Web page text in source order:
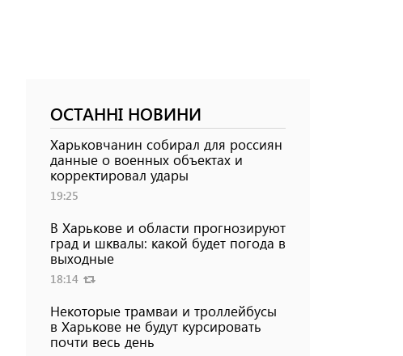
ОСТАННІ НОВИНИ
Харьковчанин собирал для россиян
данные о военных объектах и ​​
корректировал удары
19:25
В Харькове и области прогнозируют
град и шквалы: какой будет погода в
выходные
18:14
Некоторые трамваи и троллейбусы
в Харькове не будут курсировать
почти весь день